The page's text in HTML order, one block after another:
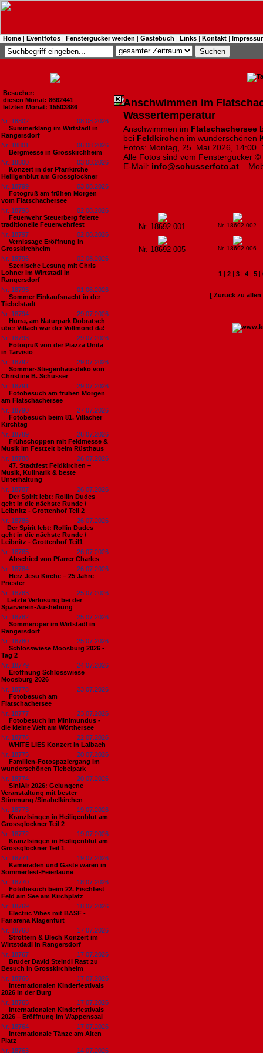
Home | Eventfotos | Fenstergucker werden | Gästebuch | Links | Kontakt |
Besucher:
diesen Monat: 8662441
letzten Monat: 15503886
Nr. 18802
08.08.2026
Summerklang im Wirtstadl in
Rangersdorf
Nr. 18801
06.08.2026
Bergmesse in Grosskirchheim
Nr. 18800
03.08.2026
Konzert in der Pfarrkirche
Heiligenblut am Grossglockner
Nr. 18799
03.08.2026
Fotogruß am frühen Morgen
vom Flatschachersee
Nr. 18798
02.08.2026
Feuerwehr Steuerberg feierte
traditionelle Feuerwehrfest
Nr. 18797
02.08.2026
Vernissage Eröffnung in
Grosskirchheim
Nr. 18796
02.08.2026
Szenische Lesung mit Chris
Lohner im Wirtstadl in
Rangersdorf
Nr. 18795
01.08.2026
Sommer Einkaufsnacht in der
Tiebelstadt
Nr. 18794
29.07.2026
Hurra, am Naturpark Dobratsch
über Villach war der Vollmond da!
Nr. 18793
29.07.2026
Fotogruß von der Piazza Unita
in Tarvisio
Nr. 18792
29.07.2026
Sommer-Stiegenhausdeko von
Christine B. Schusser
Nr. 18791
29.07.2026
Fotobesuch am frühen Morgen
am Flatschachersee
Nr. 18790
27.07.2026
Fotobesuch beim 81. Villacher
Kirchtag
Nr. 18789
26.07.2026
Frühschoppen mit Feldmesse &
Musik im Festzelt beim Rüsthaus
Nr. 18788
26.07.2026
47. Stadtfest Feldkirchen –
Musik, Kulinarik & beste
Unterhaltung
Nr. 18787
26.07.2026
Der Spirit lebt: Rollin Dudes
geht in die nächste Runde /
Leibnitz - Grottenhof Teil 2
Nr. 18786
26.07.2026
​Der Spirit lebt: Rollin Dudes
geht in die nächste Runde /
Leibnitz - Grottenhof Teil1
Nr. 18785
26.07.2026
Abschied von Pfarrer Charles
Nr. 18784
26.07.2026
Herz Jesu Kirche – 25 Jahre
Priester
Nr. 18783
25.07.2026
​Letzte Verlosung bei der
Sparverein-Aushebung
Nr. 18782
25.07.2026
Sommeroper im Wirtstadl in
Rangersdorf
Nr. 18780
25.07.2026
Schlosswiese Moosburg 2026 -
Tag 2
Nr. 18779
24.07.2026
Eröffnung Schlosswiese
Moosburg 2026
Nr. 18778
23.07.2026
Fotobesuch am
Flatschachersee
Nr. 18777
23.07.2026
Fotobesuch im Minimundus -
die kleine Welt am Wörthersee
Nr. 18776
22.07.2026
WHITE LIES Konzert in Laibach
Nr. 18775
20.07.2026
Familien-Fotospaziergang im
wunderschönen Tiebelpark
Nr. 18774
20.07.2026
SiniAir 2026: Gelungene
Veranstaltung mit bester
Stimmung /Sinabelkirchen
Nr. 18773
19.07.2026
Kranzlsingen in Heiligenblut am
Grossglockner Teil 2
Nr. 18772
19.07.2026
Kranzlsingen in Heiligenblut am
Grossglockner Teil 1
Nr. 18771
19.07.2026
Kameraden und Gäste waren in
Sommerfest-Feierlaune
Nr. 18770
18.07.2026
Fotobesuch beim 22. Fischfest
Feld am See am Kirchplatz
Nr. 18769
18.07.2026
Electric Vibes mit BASF -
Fanarena Klagenfurt
Nr. 18768
17.07.2026
Strottern & Blech Konzert im
Wirtstdadl in Rangersdorf
Nr. 18767
17.07.2026
Bruder David Steindl Rast zu
Besuch in Grosskirchheim
Nr. 18766
17.07.2026
Internationalen Kinderfestivals
2026 in der Burg
Nr. 18765
17.07.2026
Internationalen Kinderfestivals
2026 – Eröffnung im Wappensaal
Nr. 18764
17.07.2026
Internationale Tänze am Alten
Platz
Nr. 18763
14.07.2026
Anschwimmen im
Wassertemperatur
Anschwimmen im Flatschachersee
bei Feldkirchen im wunderschönen
Fotos: Montag, 25. Mai 2026,
Alle Fotos sind vom Fenstergucker ©
E-Mail: info@schusserfoto.at –
Nr. 18692 001 Nr. 18692 002
Nr. 18692 005 Nr. 18692 006
1 |2 |3 |4 |5 |
[ Zurück zu